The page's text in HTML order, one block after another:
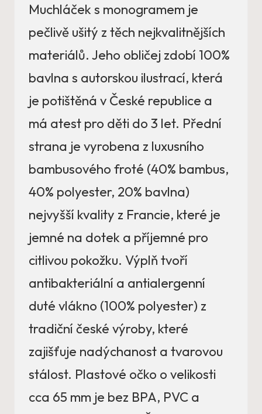
Muchláček s monogramem je
pečlivě ušitý z těch nejkvalitnějších
materiálů. Jeho obličej zdobí 100%
bavlna s autorskou ilustrací, která
je potištěná v České republice a
má atest pro děti do 3 let. Přední
strana je vyrobena z luxusního
bambusového froté (40% bambus,
40% polyester, 20% bavlna)
nejvyšší kvality z Francie, které je
jemné na dotek a příjemné pro
citlivou pokožku. Výplň tvoří
antibakteriální a antialergenní
duté vlákno (100% polyester) z
tradiční české výroby, které
zajišťuje nadýchanost a tvarovou
stálost. Plastové očko o velikosti
cca 65 mm je bez BPA, PVC a